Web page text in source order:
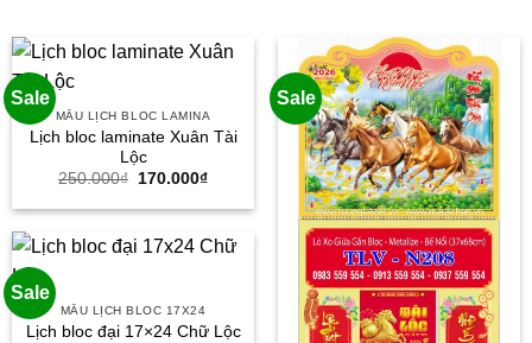
Sale
MẪU LỊCH BLOC LAMINA
Lịch bloc laminate Xuân Tài
Lộc
250.000₫
Giá
là:
170.000₫Giá
tại
170.000₫.
Sale
Sale
MẪU LỊCH BLOC 17X24
Lịch bloc đại 17×24 Chữ Lộc